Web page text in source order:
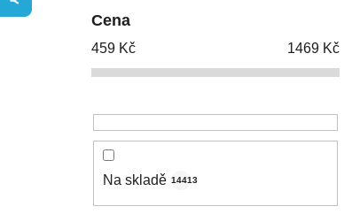
Cena
459 Kč 1469 Kč
Na skladě 14413